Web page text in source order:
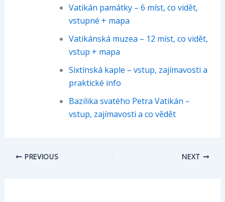
Vatikán památky – 6 míst, co vidět,
vstupné + mapa
Vatikánská muzea – 12 míst, co vidět,
vstup + mapa
Sixtínská kaple – vstup, zajímavosti a
praktické info
Bazilika svatého Petra Vatikán –
vstup, zajímavosti a co vědět
PREVIOUS NEXT